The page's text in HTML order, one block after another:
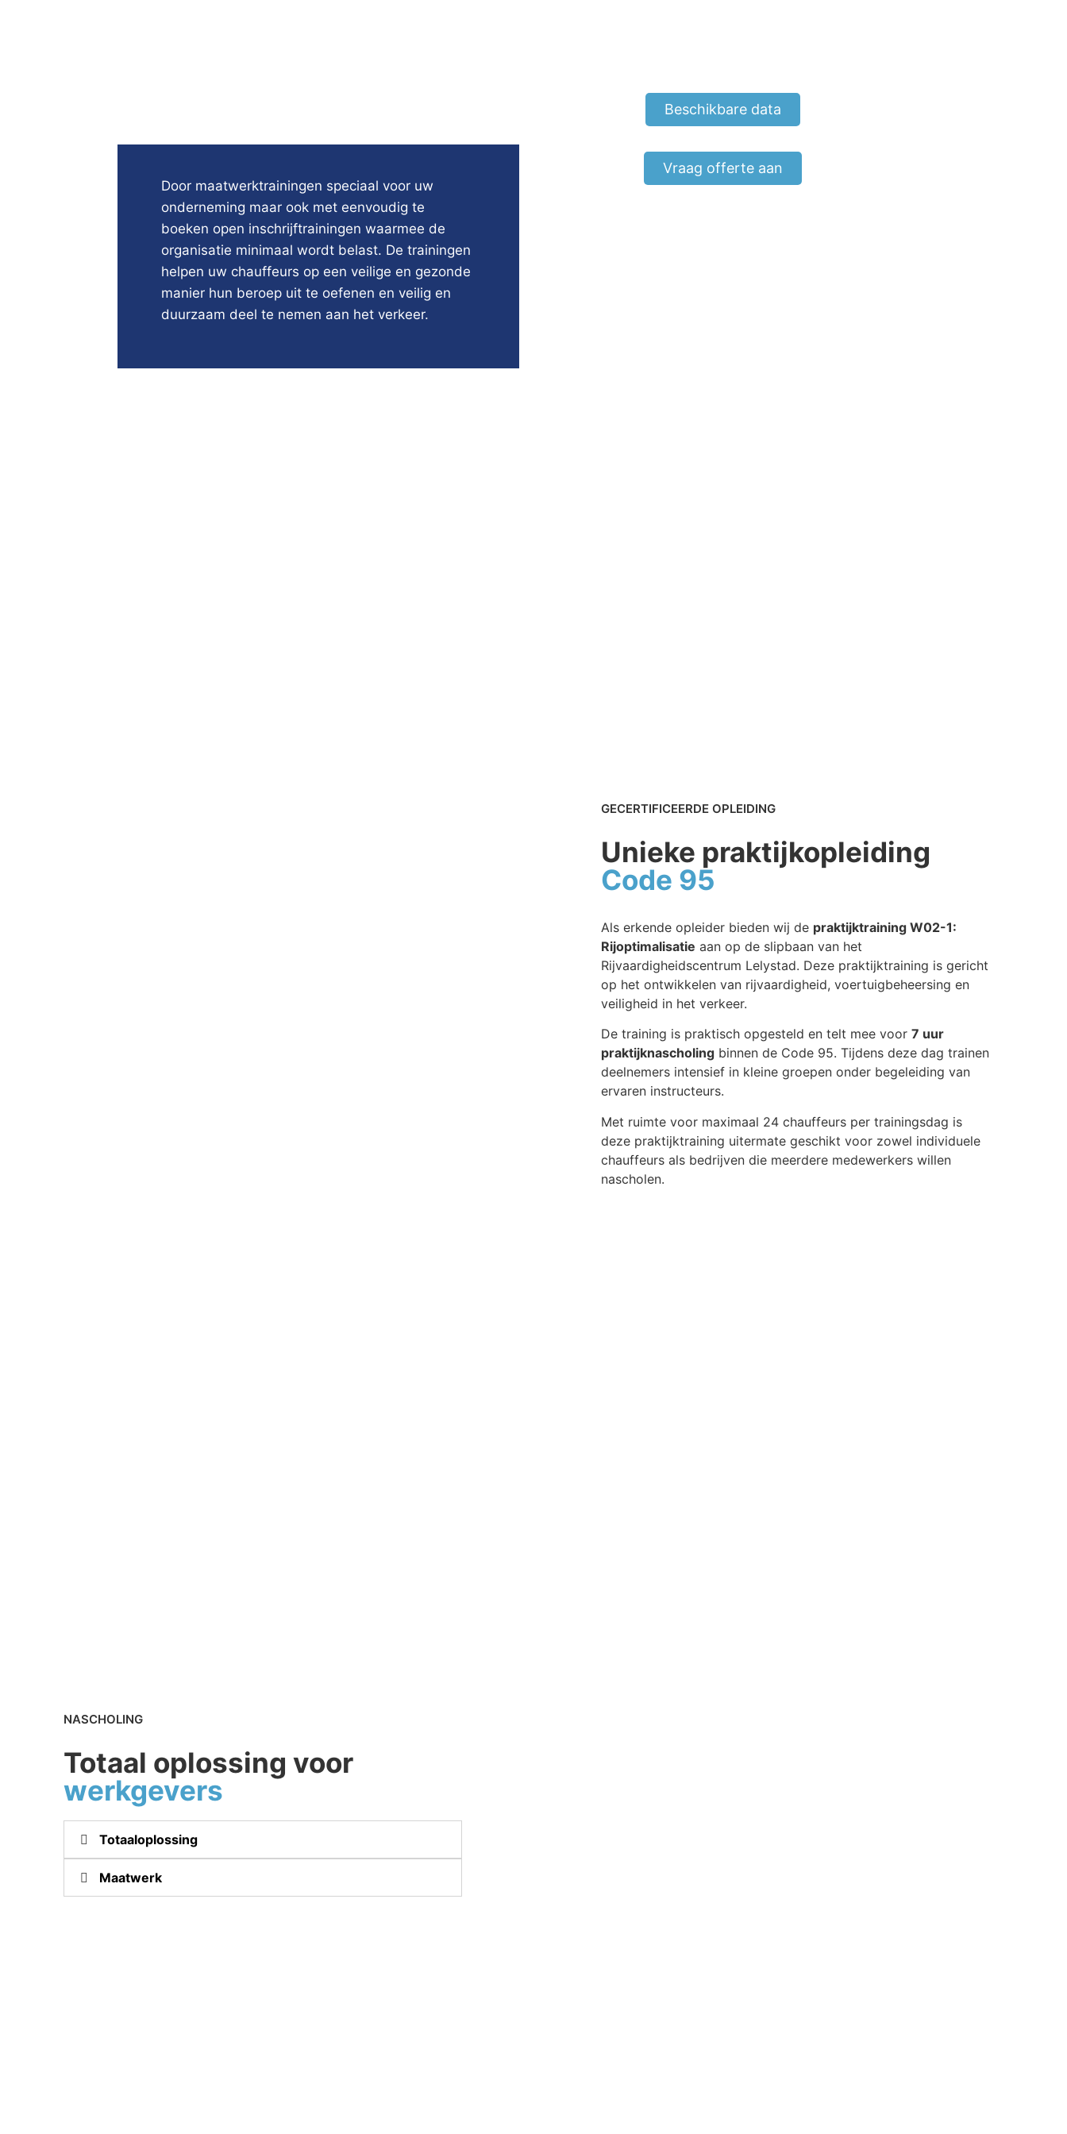
Beschikbare data
Vraag offerte aan
Door maatwerktrainingen speciaal voor uw
onderneming maar ook met eenvoudig te
boeken open inschrijftrainingen waarmee de
organisatie minimaal wordt belast. De trainingen
helpen uw chauffeurs op een veilige en gezonde
manier hun beroep uit te oefenen en veilig en
duurzaam deel te nemen aan het verkeer.
GECERTIFICEERDE OPLEIDING
Unieke praktijkopleiding
Code 95
Als erkende opleider bieden wij de praktijktraining W02-1:
Rijoptimalisatie aan op de slipbaan van het
Rijvaardigheidscentrum Lelystad. Deze praktijktraining is gericht
op het ontwikkelen van rijvaardigheid, voertuigbeheersing en
veiligheid in het verkeer.
De training is praktisch opgesteld en telt mee voor7 uur
praktijknascholing binnen de Code 95. Tijdens deze dag trainen
deelnemers intensief in kleine groepen onder begeleiding van
ervaren instructeurs.
Met ruimte voor maximaal 24 chauffeurs per trainingsdag is
deze praktijktraining uitermate geschikt voor zowel individuele
chauffeurs als bedrijven die meerdere medewerkers willen
nascholen.
NASCHOLING
Totaal oplossing voor
werkgevers
Totaaloplossing
Maatwerk